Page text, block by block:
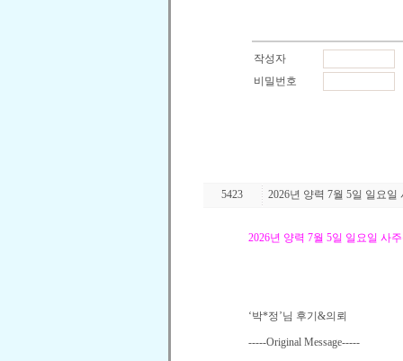
5423 2026년 양력 7월 5일 일요일
2026년 양력 7월 5일 일요일 사
‘박*정’님 후기 &의뢰
-----Original Message-----